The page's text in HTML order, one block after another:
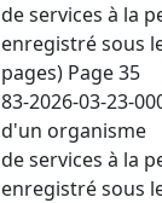
de services à la
enregistré sous
pages) Page 35
83-2026-03-23-
d'un organisme
de services à la
enregistré sous